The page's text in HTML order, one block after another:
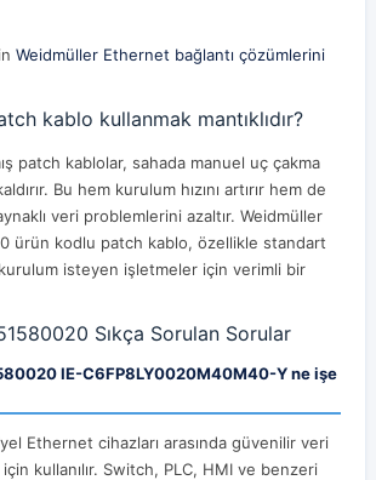
Weidmüller Ethernet bağlantı çözümlerini
kablo kullanmak mantıklıdır?
patch kablolar, sahada manuel uç çakma
Bu hem kurulum hızını artırır hem de
veri problemlerini azaltır. Weidmüller
ürün kodlu patch kablo, özellikle standart
isteyen işletmeler için verimli bir
Sıkça Sorulan Sorular
IE-C6FP8LY0020M40M40-Y ne işe
Ethernet cihazları arasında güvenilir veri
için kullanılır. Switch, PLC, HMI ve benzeri